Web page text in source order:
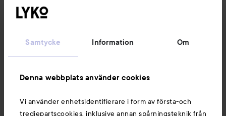
Samtycke Information Om
Denna webbplats använder cookies
Vi använder enhetsidentifierare i form av första-och
tredjepartscookies, inklusive annan spårningsteknik från
Du kanske också gillar